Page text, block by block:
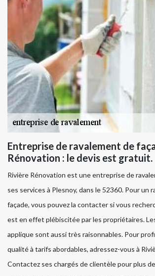
Entreprise de ravalement de
Rénovation : le devis est gratuit.
Rivière Rénovation est une entreprise de
ses services à Plesnoy, dans le 52360. Pour un
façade, vous pouvez la contacter si vous
est en effet plébiscitée par les propriétaires.
applique sont aussi très raisonnables. Pour
qualité à tarifs abordables, adressez-vous à
Contactez ses chargés de clientèle pour plus